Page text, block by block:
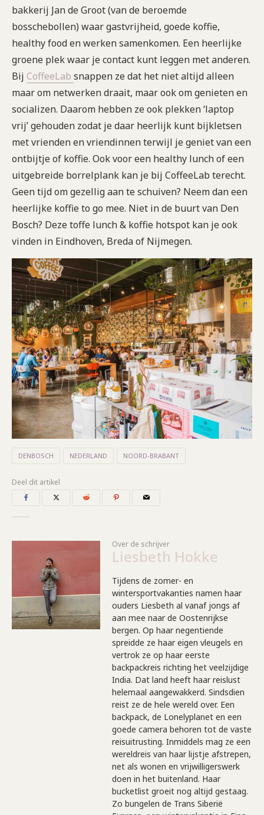
bakkerij Jan de Groot (van de beroemde
bosschebollen) waar gastvrijheid, goede koffie,
healthy food en werken samenkomen. Een heerlijke
groene plek waar je contact kunt leggen met anderen.
Bij CoffeeLab snappen ze dat het niet altijd alleen
maar om netwerken draait, maar ook om genieten en
socializen. Daarom hebben ze ook plekken ‘laptop
vrij’ gehouden zodat je daar heerlijk kunt bijkletsen
met vrienden en vriendinnen terwijl je geniet van een
ontbijtje of koffie. Ook voor een healthy lunch of een
uitgebreide borrelplank kan je bij CoffeeLab terecht.
Geen tijd om gezellig aan te schuiven? Neem dan een
heerlijke koffie to go mee. Niet in de buurt van Den
Bosch? Deze toffe lunch & koffie hotspot kan je ook
vinden in Eindhoven, Breda of Nijmegen.
DENBOSCH NEDERLAND NOORD-BRABANT
Deel dit artikel
Over de schrijver
Liesbeth Hokke
Tijdens de zomer- en
wintersportvakanties namen haar
ouders Liesbeth al vanaf jongs af
aan mee naar de Oostenrijkse
bergen. Op haar negentiende
spreidde ze haar eigen vleugels en
vertrok ze op haar eerste
backpackreis richting het veelzijdige
India. Dat land heeft haar reislust
helemaal aangewakkerd. Sindsdien
reist ze de hele wereld over. Een
backpack, de Lonelyplanet en een
goede camera behoren tot de vaste
reisuitrusting. Inmiddels mag ze een
wereldreis van haar lijstje afstrepen,
net als wonen en vrijwilligerswerk
doen in het buitenland. Haar
bucketlist groeit nog altijd gestaag.
Zo bungelen de Trans Siberië